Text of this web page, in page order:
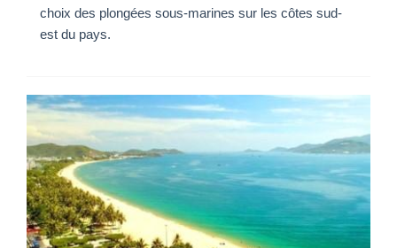
choix des plongées sous-marines sur les côtes sud-
est du pays.